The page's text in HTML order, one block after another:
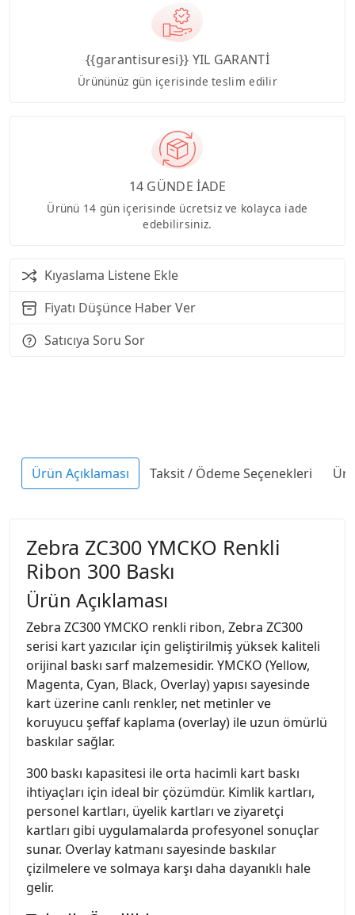
{{garantisuresi}} YIL GARANTİ
Ürününüz gün içerisinde teslim edilir
14 GÜNDE İADE
Ürünü 14 gün içerisinde ücretsiz ve kolayca iade
edebilirsiniz.
Kıyaslama Listene Ekle
Fiyatı Düşünce Haber Ver
Satıcıya Soru Sor
Ürün Açıklaması Taksit / Ödeme Seçenekleri
Zebra ZC300 YMCKO Renkli
Ribon 300 Baskı
Ürün Açıklaması
Zebra ZC300 YMCKO renkli ribon, Zebra ZC300
serisi kart yazıcılar için geliştirilmiş yüksek kaliteli
orijinal baskı sarf malzemesidir. YMCKO (Yellow,
Magenta, Cyan, Black, Overlay) yapısı sayesinde
kart üzerine canlı renkler, net metinler ve
koruyucu şeffaf kaplama (overlay) ile uzun ömürlü
baskılar sağlar.
300 baskı kapasitesi ile orta hacimli kart baskı
ihtiyaçları için ideal bir çözümdür. Kimlik kartları,
personel kartları, üyelik kartları ve ziyaretçi
kartları gibi uygulamalarda profesyonel sonuçlar
sunar. Overlay katmanı sayesinde baskılar
çizilmelere ve solmaya karşı daha dayanıklı hale
gelir.